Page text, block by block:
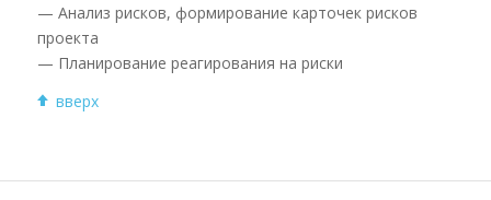
— Анализ рисков, формирование карточек рисков
проекта
— Планирование реагирования на риски
вверх